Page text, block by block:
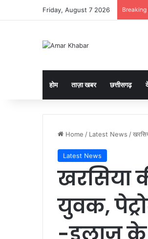
Friday, August 7 2026
होम ताज़ा खबर छत्तीसगढ़
Home / Latest News /
Latest News
खरसिया
युवक,